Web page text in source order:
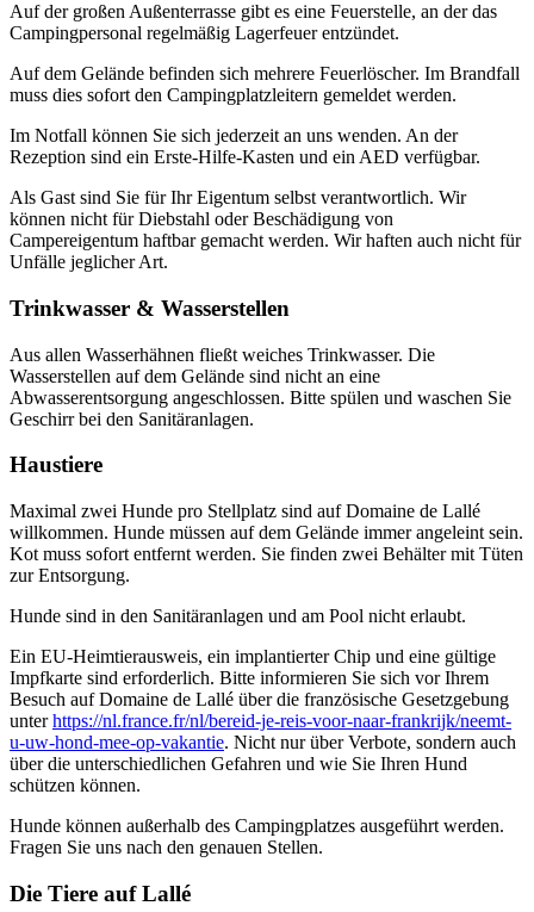
Auf der großen Außenterrasse gibt es eine Feuerstelle, an der das
Campingpersonal regelmäßig Lagerfeuer entzündet.
Auf dem Gelände befinden sich mehrere Feuerlöscher. Im Brandfall
muss dies sofort den Campingplatzleitern gemeldet werden.
Im Notfall können Sie sich jederzeit an uns wenden. An der
Rezeption sind ein Erste-Hilfe-Kasten und ein AED verfügbar.
Als Gast sind Sie für Ihr Eigentum selbst verantwortlich. Wir
können nicht für Diebstahl oder Beschädigung von
Campereigentum haftbar gemacht werden. Wir haften auch nicht für
Unfälle jeglicher Art.
Trinkwasser & Wasserstellen
Aus allen Wasserhähnen fließt weiches Trinkwasser. Die
Wasserstellen auf dem Gelände sind nicht an eine
Abwasserentsorgung angeschlossen. Bitte spülen und waschen Sie
Geschirr bei den Sanitäranlagen.
Haustiere
Maximal zwei Hunde pro Stellplatz sind auf Domaine de Lallé
willkommen. Hunde müssen auf dem Gelände immer angeleint sein.
Kot muss sofort entfernt werden. Sie finden zwei Behälter mit Tüten
zur Entsorgung.
Hunde sind in den Sanitäranlagen und am Pool nicht erlaubt.
Ein EU-Heimtierausweis, ein implantierter Chip und eine gültige
Impfkarte sind erforderlich. Bitte informieren Sie sich vor Ihrem
Besuch auf Domaine de Lallé über die französische Gesetzgebung
unterhttps://nl.france.fr/nl/bereid-je-reis-voor-naar-frankrijk/neemt-
u-uw-hond-mee-op-vakantie. Nicht nur über Verbote, sondern auch
über die unterschiedlichen Gefahren und wie Sie Ihren Hund
schützen können.
Hunde können außerhalb des Campingplatzes ausgeführt werden.
Fragen Sie uns nach den genauen Stellen.
Die Tiere auf Lallé